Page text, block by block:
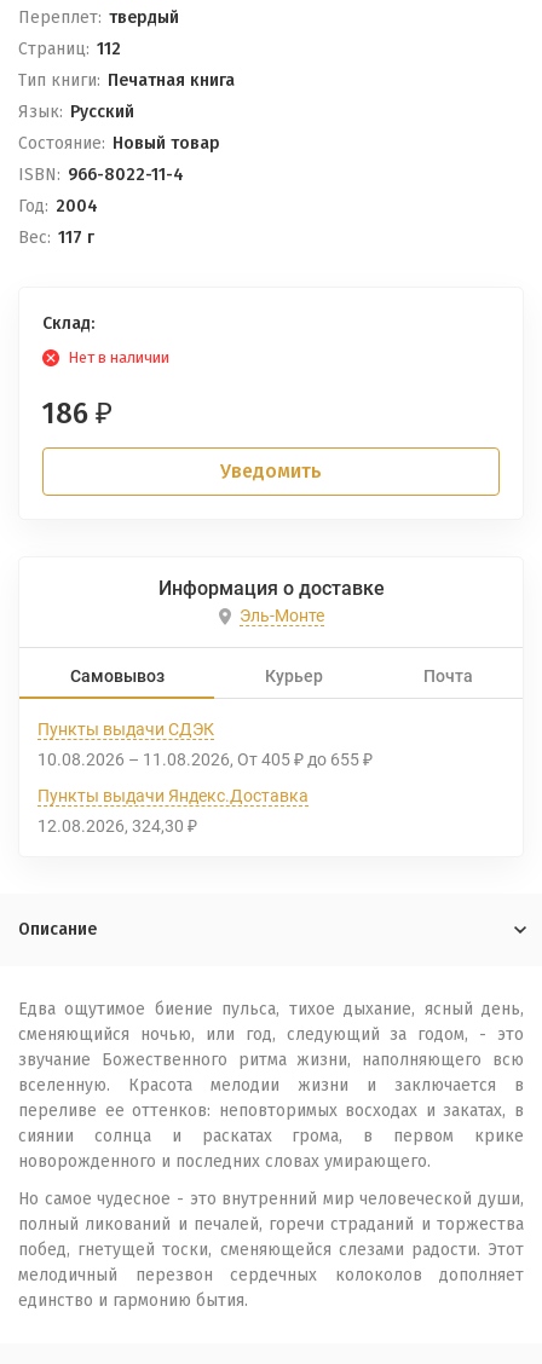
Переплет: твердый
Cтраниц: 112
Тип книги: Печатная книга
Язык: Русский
Состояние: Новый товар
ISBN: 966-8022-11-4
Год: 2004
Вес: 117 г
Склад:
Нет в наличии
186 ₽
Уведомить
Информация о доставке
Эль-Монте
Самовывоз Курьер Почта
Пункты выдачи СДЭК
10.08.2026 – 11.08.2026 От 405 ₽ до 655 ₽
Пункты выдачи Яндекс.Доставка
12.08.2026 324,30 ₽
Описание
Едва ощутимое биение пульса, тихое дыхание, ясный день,
сменяющийся ночью, или год, следующий за годом, - это
звучание Божественного ритма жизни, наполняющего всю
вселенную. Красота мелодии жизни и заключается в
переливе ее оттенков: неповторимых восходах и закатах, в
сиянии солнца и раскатах грома, в первом крике
новорожденного и последних словах умирающего.
Но самое чудесное - это внутренний мир человеческой души,
полный ликований и печалей, горечи страданий и торжества
побед, гнетущей тоски, сменяющейся слезами радости. Этот
мелодичный перезвон сердечных колоколов дополняет
единство и гармонию бытия.